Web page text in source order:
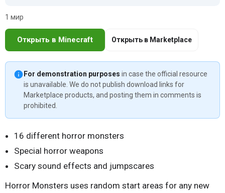
1 мир
Открыть в Minecraft Открыть в Marketplace
For demonstration purposes in case the official resource
is unavailable. We do not publish download links for
Marketplace products, and posting them in comments is
prohibited.
16 different horror monsters
Special horror weapons
Scary sound effects and jumpscares
Horror Monsters uses random start areas for any new